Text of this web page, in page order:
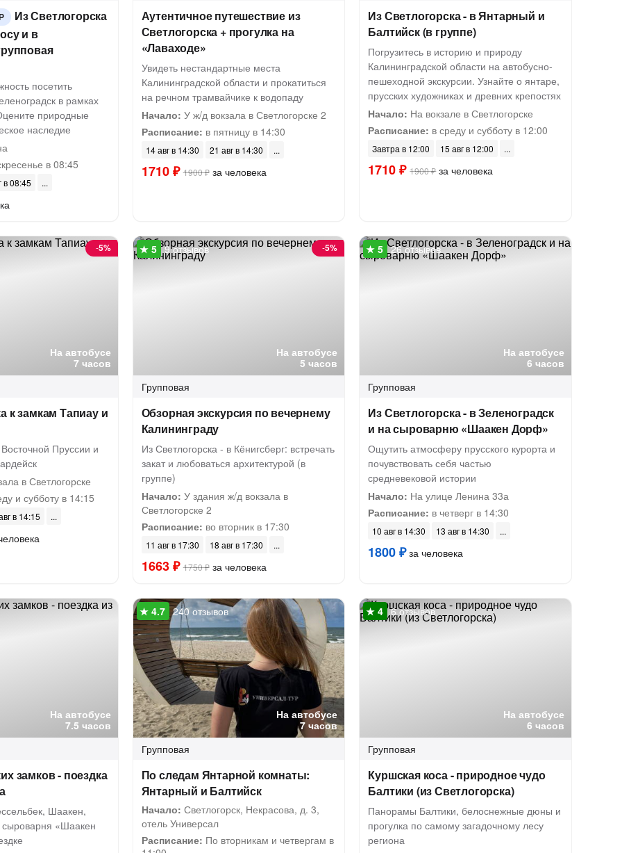
Из Светлогорска
и в
посетить
в рамках
природные
наследие
в 08:45
в 08:45
Аутентичное путешествие из
Светлогорска + прогулка на
«Лаваходе»
Увидеть нестандартные места
Калининградской области и прокатиться
на речном трамвайчике к водопаду
Начало: У ж/д вокзала в Светлогорске 2
Расписание: в пятницу в 14:30
14 авг в 14:30 21 авг в 14:30
1710 ₽ 1900 ₽за человека
Из Светлогорска - в Янтарный и
Балтийск (в группе)
Погрузитесь в историю и природу
Калининградской области на автобусно-
пешеходной экскурсии. Узнайте о янтаре,
прусских художниках и древних крепостях
Начало: На вокзале в Светлогорске
Расписание: в среду и субботу в 12:00
Завтра в 12:00 15 авг в 12:00
1710 ₽ 1900 ₽за человека
На автобусе
7 часов
-5%
к замкам Тапиау и
Пруссии и
в Светлогорске
и субботу в 14:15
в 14:15
На автобусе
5 часов
-5%
9 отзывов
Групповая
Обзорная экскурсия по вечернему
Калининграду
Из Светлогорска - в Кёнигсберг: встречать
закат и любоваться архитектурой (в
группе)
Начало: У здания ж/д вокзала в
Светлогорске 2
Расписание: во вторник в 17:30
11 авг в 17:30 18 авг в 17:30
1663 ₽ 1750 ₽за человека
На автобусе
6 часов
26 отзывов
Групповая
Из Светлогорска - в Зеленоградск
и на сыроварню «Шаакен Дорф»
Ощутить атмосферу прусского курорта и
почувствовать себя частью
средневековой истории
Начало: На улице Ленина 33а
Расписание: в четверг в 14:30
10 авг в 14:30 13 авг в 14:30
1800 ₽за человека
На автобусе
7.5 часов
замков - поездка
Шаакен,
сыроварня «Шаакен
На автобусе
7 часов
240 отзывов
Групповая
По следам Янтарной комнаты:
Янтарный и Балтийск
Начало: Светлогорск, Некрасова, д. 3,
отель Универсал
Расписание: По вторникам и четвергам в
На автобусе
6 часов
6 отзывов
Групповая
Куршская коса - природное чудо
Балтики (из Светлогорска)
Панорамы Балтики, белоснежные дюны и
прогулка по самому загадочному лесу
региона